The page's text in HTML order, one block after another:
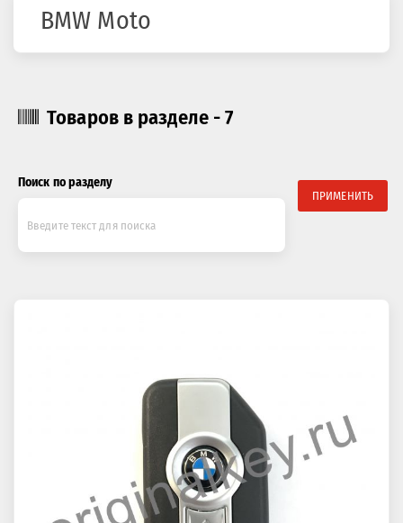
BMW Moto
Товаров в разделе - 7
Поиск по разделу
ПРИМЕНИТЬ